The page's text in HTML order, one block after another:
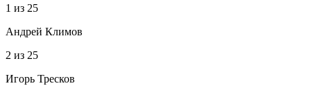
1 из 25
Андрей Климов
2 из 25
Игорь Тресков